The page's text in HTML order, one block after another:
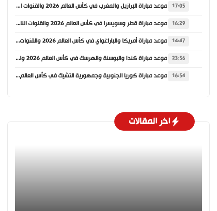
17:05 موعد مباراة البرازيل والمغرب في كأس العالم 2026 والقنوات الناقلة
16:29 موعد مباراة قطر وسويسرا في كأس العالم 2026 والقنوات الناقلة
14:47 موعد مباراة أمريكا والباراغواي في كأس العالم 2026 والقنوات الناقلة
23:56 موعد مباراة كندا والبوسنة والهرسك في كأس العالم 2026 والقنوات الناقلة
16:54 موعد مباراة كوريا الجنوبية وجمهورية التشيك في كأس العالم 2026 والقنوات الناقلة
اخر المقالات